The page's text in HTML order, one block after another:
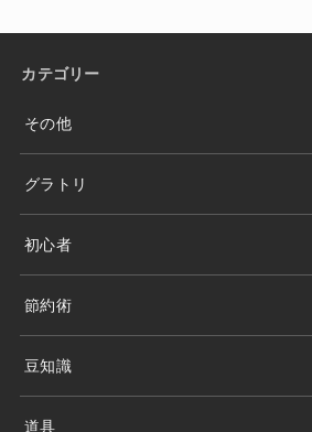
カテゴリー
その他
グラトリ
初心者
節約術
豆知識
道具